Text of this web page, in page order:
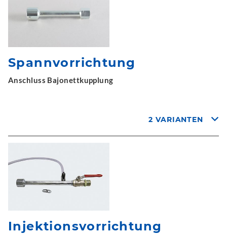
Spannvorrichtung
Anschluss Bajonettkupplung
2 VARIANTEN
Injektionsvorrichtung